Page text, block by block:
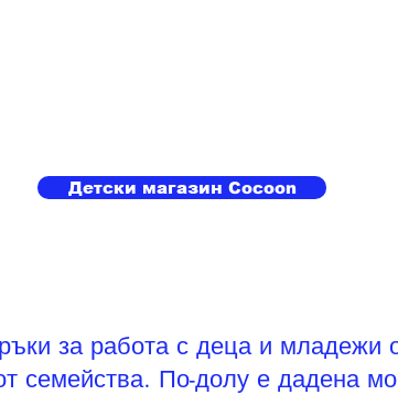
Детски магазин Cocoon
за работа с деца и младежи
семейства. По-долу е дадена
-